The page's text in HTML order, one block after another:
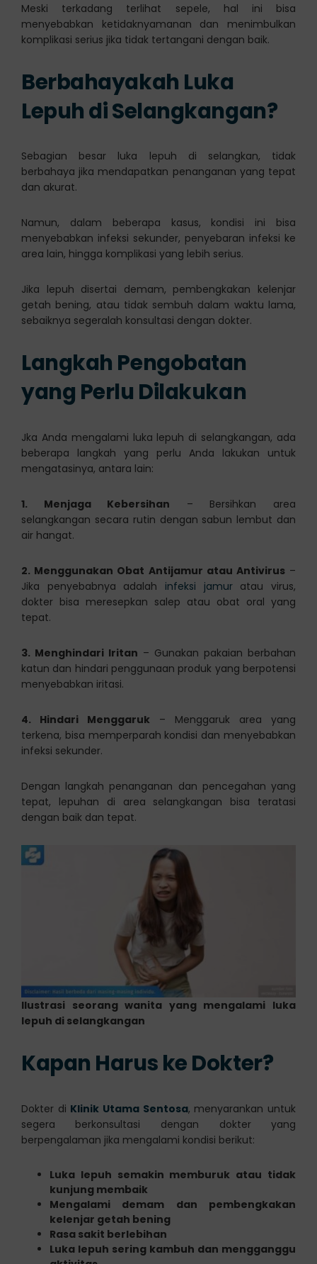
Meski terkadang terlihat sepele, hal ini bisa
menyebabkan ketidaknyamanan dan menimbulkan
komplikasi serius jika tidak tertangani dengan baik.
Berbahayakah Luka
Lepuh di Selangkangan?
Sebagian besar luka lepuh di selangkan, tidak
berbahaya jika mendapatkan penanganan yang tepat
dan akurat.
Namun, dalam beberapa kasus, kondisi ini bisa
menyebabkan infeksi sekunder, penyebaran infeksi ke
area lain, hingga komplikasi yang lebih serius.
Jika lepuh disertai demam, pembengkakan kelenjar
getah bening, atau tidak sembuh dalam waktu lama,
sebaiknya segeralah konsultasi dengan dokter.
Langkah Pengobatan
yang Perlu Dilakukan
Jka Anda mengalami luka lepuh di selangkangan, ada
beberapa langkah yang perlu Anda lakukan untuk
mengatasinya, antara lain:
1. Menjaga Kebersihan – Bersihkan area
selangkangan secara rutin dengan sabun lembut dan
air hangat.
2. Menggunakan Obat Antijamur atau Antivirus–
Jika penyebabnya adalah infeksi jamuratau virus,
dokter bisa meresepkan salep atau obat oral yang
tepat.
3. Menghindari Iritan – Gunakan pakaian berbahan
katun dan hindari penggunaan produk yang berpotensi
menyebabkan iritasi.
4. Hindari Menggaruk – Menggaruk area yang
terkena, bisa memperparah kondisi dan menyebabkan
infeksi sekunder.
Dengan langkah penanganan dan pencegahan yang
tepat, lepuhan di area selangkangan bisa teratasi
dengan baik dan tepat.
Ilustrasi seorang wanita yang mengalami luka
lepuh di selangkangan
Kapan Harus ke Dokter?
Dokter di Klinik Utama Sentosa, menyarankan untuk
segera berkonsultasi dengan dokter yang
berpengalaman jika mengalami kondisi berikut:
Luka lepuh semakin memburuk atau tidak
kunjung membaik
Mengalami demam dan pembengkakan
kelenjar getah bening
Rasa sakit berlebihan
Luka lepuh sering kambuh dan mengganggu